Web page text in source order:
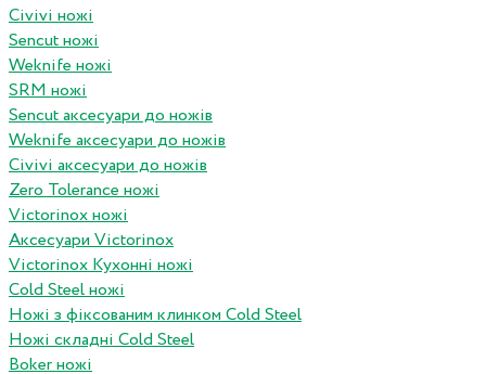
Civivi ножі
Sencut ножі
Weknife ножі
SRM ножі
Sencut аксесуари до ножів
Weknife аксесуари до ножів
Civivi аксесуари до ножів
Zero Tolerance ножі
Victorinox ножі
Аксесуари Victorinox
Victorinox Кухонні ножі
Cold Steel ножі
Ножі з фіксованим клинком Cold Steel
Ножі складні Cold Steel
Boker ножі